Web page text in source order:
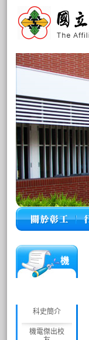
機
科史簡介
機電傑出校